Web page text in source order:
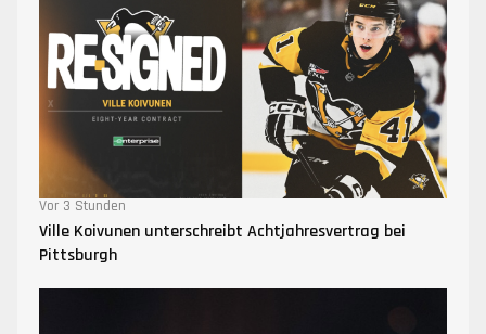
Vor 3 Stunden
Ville Koivunen unterschreibt Achtjahresvertrag bei
Pittsburgh